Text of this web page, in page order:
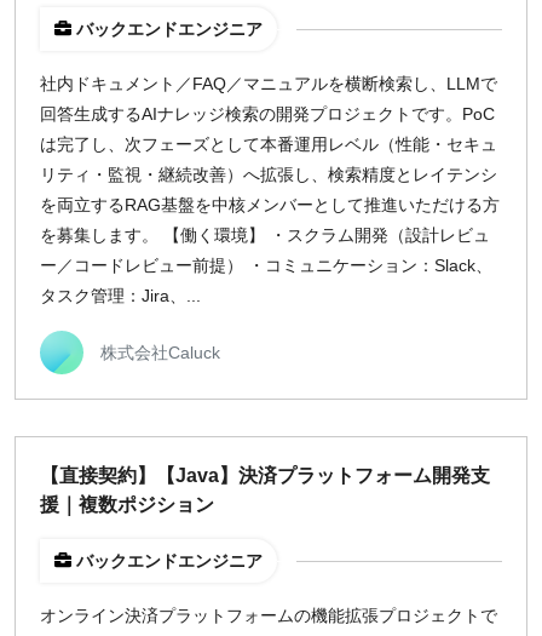
バックエンドエンジニア
社内ドキュメント／FAQ／マニュアルを横断検索し、LLMで
回答生成するAIナレッジ検索の開発プロジェクトです。PoC
は完了し、次フェーズとして本番運用レベル（性能・セキュ
リティ・監視・継続改善）へ拡張し、検索精度とレイテンシ
を両立するRAG基盤を中核メンバーとして推進いただける方
を募集します。 【働く環境】 ・スクラム開発（設計レビュ
ー／コードレビュー前提） ・コミュニケーション：Slack、
タスク管理：Jira、...
株式会社Caluck
【直接契約】【Java】決済プラットフォーム開発支
援｜複数ポジション
バックエンドエンジニア
オンライン決済プラットフォームの機能拡張プロジェクトで